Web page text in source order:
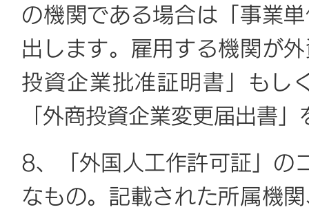
の機関である場合は「事業
出します。雇用する機関が
投資企業批准証明書」もし
「外商投資企業変更届出書
8、「外国人工作許可証」の
なもの。記載された所属機